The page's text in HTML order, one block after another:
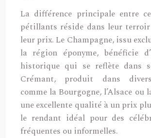
La différence principale entre
pétillants réside dans leur terroir
leur prix. Le Champagne, issu
la région éponyme, bénéficie
historique qui se reflète dans
Crémant, produit dans
comme la Bourgogne, l’Alsace ou
une excellente qualité à un prix
le rendant idéal pour des
fréquentes ou informelles.